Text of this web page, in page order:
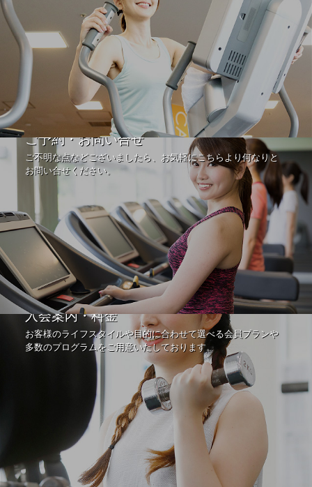
ご予約・お問い合せ
ご不明な点などございましたら、お気軽にこちらより何なりと
お問い合せください。
入会案内・料金
お客様のライフスタイルや目的に合わせて選べる会員プランや
多数のプログラムをご用意いたしております。